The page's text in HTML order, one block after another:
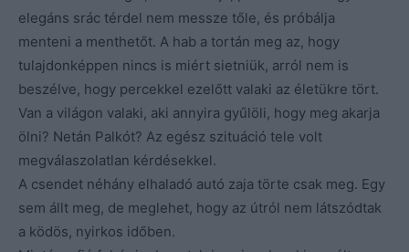
elegáns srác térdel nem messze tőle, és próbálja
menteni a menthetőt. A hab a tortán meg az, hogy
tulajdonképpen nincs is miért sietniük, arról nem is
beszélve, hogy percekkel ezelőtt valaki az életükre tört.
Van a világon valaki, aki annyira gyűlöli, hogy meg akarja
ölni? Netán Palkót? Az egész szituáció tele volt
megválaszolatlan kérdésekkel.
A csendet néhány elhaladó autó zaja törte csak meg. Egy
sem állt meg, de meglehet, hogy az útról nem látszódtak
a ködös, nyirkos időben.